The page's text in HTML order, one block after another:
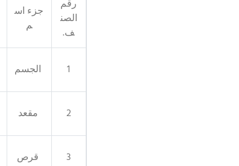
رقم
الصن
ف.
جزء اس
م
1 الجسم
2 مقعد
3 قرص